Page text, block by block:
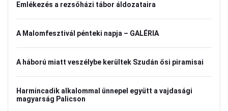
Emlékezés a rezsőházi tábor áldozataira
A Malomfesztivál pénteki napja – GALÉRIA
A háború miatt veszélybe kerültek Szudán ősi piramisai
Harmincadik alkalommal ünnepel együtt a vajdasági
magyarság Palicson